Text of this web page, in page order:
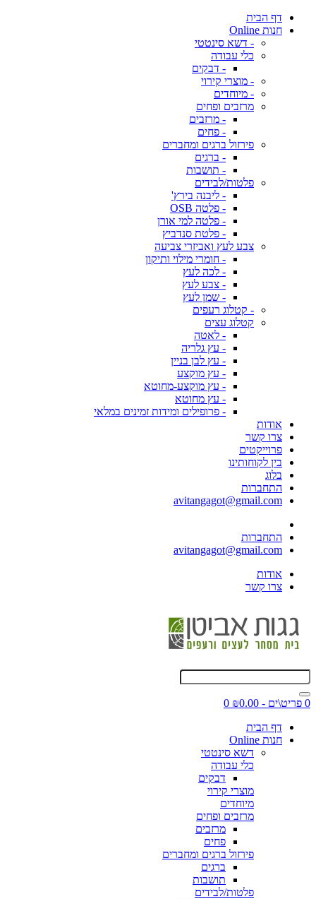
דף הבית
חנות Online
- דשא סינטטי
כלי עבודה
- דבקים
- מוצרי קירוי
- מיוחדים
מרזבים ופחים
- מרזבים
- פחים
פירזול ברגים ומחברים
- ברגים
- תושבות
פלטות/לבידים
- ליבנה בירץ'
- פלטה OSB
- פלטה למי אורן
- פלטת סנדביץ
צבע לעץ ואביזרי צביעה
- חומרי מילוי ותיקון
- לכה לעץ
- צבע לעץ
- שמן לעץ
- קטלוג רעפים
קטלוג עצים
- לאטה
- עץ גלריה
- עץ לבן בניין
- עץ מוקצע
- עץ מוקצע-מחוטא
- עץ מחוטא
- פרופילים ומידות זמינים במלאי
אודות
צרו קשר
פרוייקטים
בין לקוחותינו
בלוג
התחברות
avitangagot@gmail.com
התחברות
avitangagot@gmail.com
אודות
צרו קשר
0 פריט\ים - ₪0.00
0
דף הבית
חנות Online
דשא סינטטי
כלי עבודה
דבקים
מוצרי קירוי
מיוחדים
מרזבים ופחים
מרזבים
פחים
פירזול ברגים ומחברים
ברגים
תושבות
פלטות/לבידים